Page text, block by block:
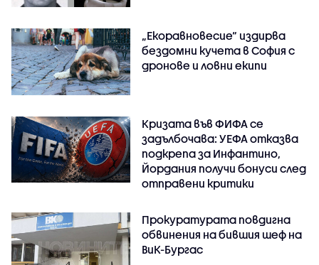
„Екоравновесие“ издирва
бездомни кучета в София с
дронове и ловни екипи
Кризата във ФИФА се
задълбочава: УЕФА отказва
подкрепа за Инфантино,
Йордания получи бонуси след
отправени критики
Прокуратурата повдигна
обвинения на бившия шеф на
ВиК-Бургас